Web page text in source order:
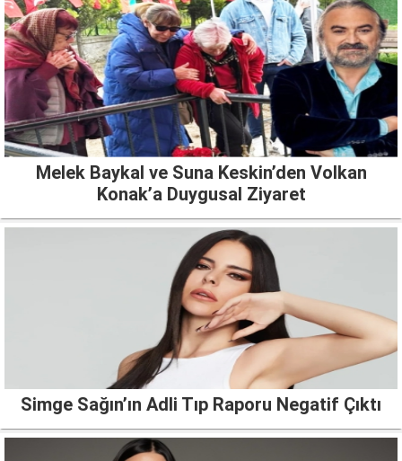
Melek Baykal ve Suna Keskin’den Volkan
Konak’a Duygusal Ziyaret
Simge Sağın’ın Adli Tıp Raporu Negatif Çıktı